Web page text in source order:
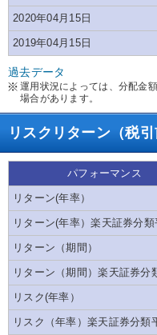
2020年04月15日
2019年04月15日
過去データ
運用状況によっては、分配金
場合があります。
リスクリターン（税
パフォーマンス
リターン(年率）
リターン(年率）楽天証券分類
リターン（期間）
リターン（期間）楽天証券分
リスク(年率）
リスク（年率）楽天証券分類